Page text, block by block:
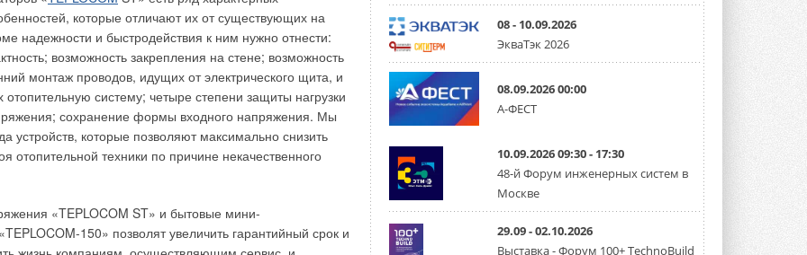
которые отличают их от существующих на
надежности и быстродействия к ним нужно отнести:
возможность закрепления на стене; возможность
монтаж проводов, идущих от электрического щита, и
систему; четыре степени защиты нагрузки
сохранение формы входного напряжения. Мы
устройств, которые позволяют максимально снизить
отопительной техники по причине некачественного
«TEPLOCOM ST» и бытовые мини-
150» позволят увеличить гарантийный срок и
Mitsubishi расширяет
направление систем
Mitsubishi Electric создаёт в США новую
компанию MEHITS US Inc. ...
США запретили использование
иностранных инверторов
28 июля 2026 года Федеральная
комиссия по связи США (FCC) обновила
свой специальный перечень Covered ...
31 ИЮЛЯ 2026
08 - 10.09.2026
ЭкваТэк 2026
08.09.2026 00:00
А-ФЕСТ
10.09.2026 09:30 - 17:30
48-й Форум инженерных систем в
Москве
29.09 - 02.10.2026
Выставка - Форум 100+ TechnoBuild
чистота приборов, имеющих закрытую камеру
от электропитания;
устройства дымоходов;
конвекторов за счет высокого КПД и современной
автоматики, обеспечивающей автоматический контроль
в помещении.
двухконтурный газовый котел, обеспечивающий
то применение газовых конвекторов будет
мансардах, крытых террасах, гаражах и т.п.
комбинация электрического водонагревателя и системы
конвекторов.